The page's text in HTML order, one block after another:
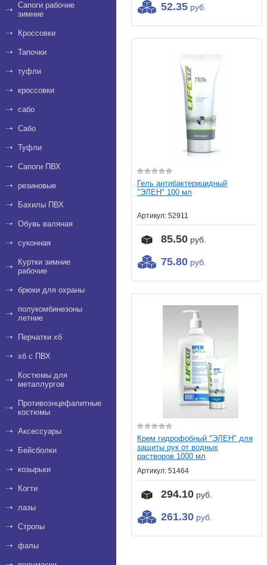
Сапоги рабочие
зимние
Кроссовки
Тапочки
туфли
кроссовки
сабо
Сабо
Туфли
Сапоги ПВХ
резиновые
Бахилы ПВХ
Обувь валяная
суконная
Куртки зимние
рабочие
брюки для охраны
полукомбинезоны
летние
Перчатки хб
хб с ПВХ
Костюмы для
металлургов
Противоэнцефалитные
костюмы
Аксессуары
Бейсболки
козырьки
Когти
лазы
Стропы
фалы
52.35 руб.
Гель антибактерицидный
"ЭЛЕН" 100 мл
Артикул: 52911
85.50 руб.
75.80 руб.
Крем гидрофобный "ЭЛЕН" для
защиты рук от водных
растворов 1000 мл
Артикул: 51464
294.10 руб.
261.30 руб.